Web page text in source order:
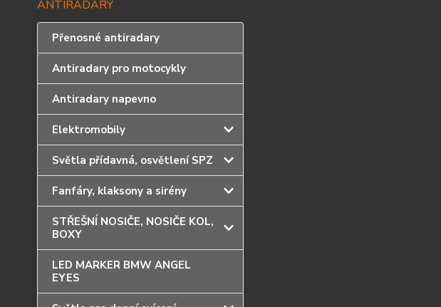
ANTIRADARY
Přenosné antiradary
Antiradary pro motocykly
Antiradary napevno
Elektromobily
Světla přídavná, osvětlení SPZ
Fanfáry, klaksony a sirény
STŘEŠNÍ NOSIČE, NOSIČE KOL,
BOXY
LED MARKER BMW ANGEL
EYES